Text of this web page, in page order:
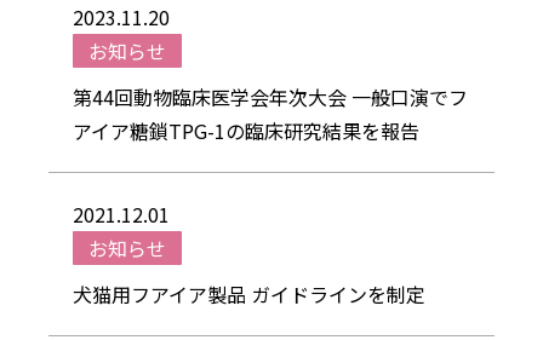
2023.11.20
お知らせ
第44回動物臨床医学会年次大会 一般口演でフ
アイア糖鎖TPG-1の臨床研究結果を報告
2021.12.01
お知らせ
犬猫用フアイア製品 ガイドラインを制定